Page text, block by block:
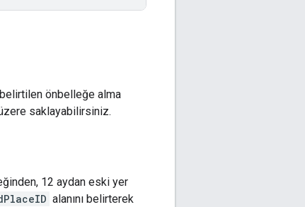
önbelleğe alma
saklayabilirsiniz.
12 aydan eski yer
alanını belirterek